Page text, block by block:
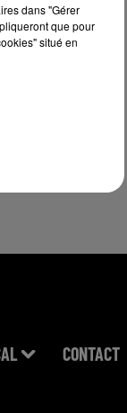
CONTACT
dans "Gérer
que pour
situé en